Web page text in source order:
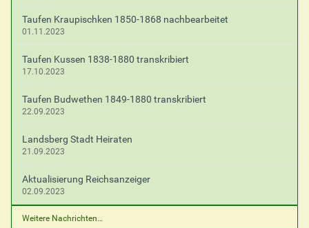
Taufen Kraupischken 1850-1868 nachbearbeitet
01.11.2023
Taufen Kussen 1838-1880 transkribiert
17.10.2023
Taufen Budwethen 1849-1880 transkribiert
22.09.2023
Landsberg Stadt Heiraten
21.09.2023
Aktualisierung Reichsanzeiger
02.09.2023
Weitere Nachrichten…